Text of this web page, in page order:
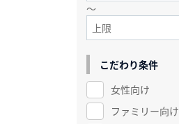
～
こだわり条件
女性向け
ファミリー向け